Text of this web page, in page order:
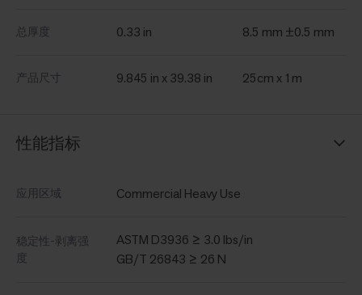
总厚度 0.33 in 8.5 mm ±0.5 mm
产品尺寸 9.845 in x 39.38 in 25cm x 1m
性能指标
应用区域 Commercial Heavy Use
稳定性-剥离强
度
ASTM D3936 ≥ 3.0 lbs/in
GB/T 26843 ≥ 26 N